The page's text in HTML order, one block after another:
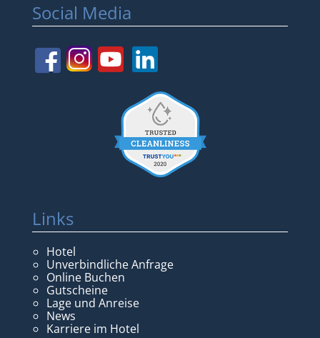
Social Media
Links
Hotel
Unverbindliche Anfrage
Online Buchen
Gutscheine
Lage und Anreise
News
Karriere im Hotel